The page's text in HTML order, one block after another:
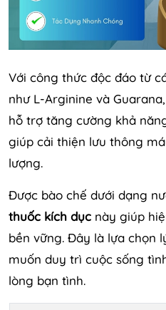
Với công thức độc đáo từ
như L-Arginine và
hỗ trợ tăng cường khả
giúp cải thiện lưu thông
lượng.
Được bào chế dưới dạng
thuốc kích dục này giúp
bền vững. Đây là lựa chọn
muốn duy trì cuộc sống
lòng bạn tình.